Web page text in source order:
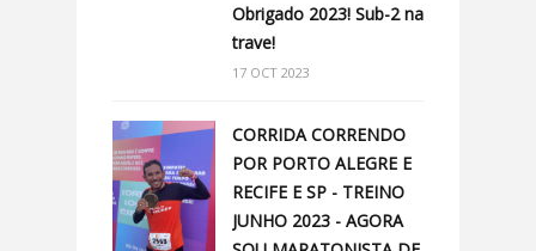
Obrigado 2023! Sub-2 na
trave!
17 OCT 2023
CORRIDA CORRENDO
POR PORTO ALEGRE E
RECIFE E SP - TREINO
JUNHO 2023 - AGORA